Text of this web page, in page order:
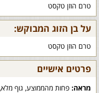
טרם הוזן טקסט
על בן הזוג המבוקש:
טרם הוזן טקסט
פרטים אישיים
מראה: פחות מהממוצע, גוף מלא,